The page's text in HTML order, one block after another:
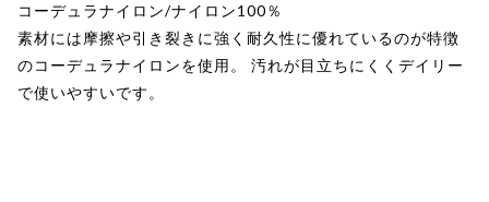
コーデュラナイロン/ナイロン100％
素材には摩擦や引き裂きに強く耐久性に優れているのが特徴
のコーデュラナイロンを使用。 汚れが目立ちにくくデイリー
で使いやすいです。